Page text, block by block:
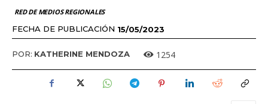
RED DE MEDIOS REGIONALES
FECHA DE PUBLICACIÓN 15/05/2023
POR: KATHERINE MENDOZA 1254